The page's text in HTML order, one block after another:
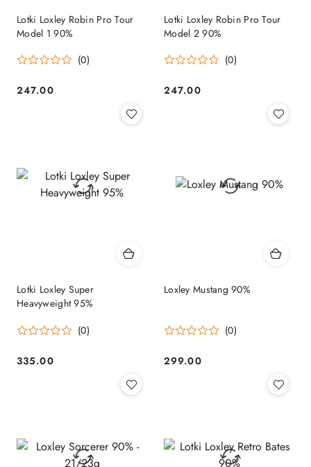
Lotki Loxley Robin Pro Tour
Model 1 90%
(0)
Cena:
247.00
Lotki Loxley Robin Pro Tour
Model 2 90%
(0)
Cena:
247.00
Lotki Loxley Super
Heavyweight 95%
(0)
Cena:
335.00
Loxley Mustang 90%
(0)
Cena:
299.00